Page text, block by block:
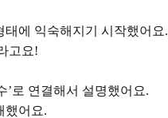
에 익숙해지기 시작했어요.
고요!
’로 연결해서 설명했어요.
했어요.